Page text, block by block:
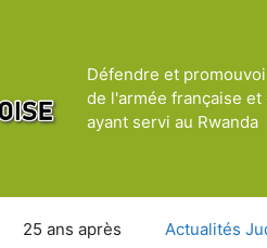
Défendre et
de l'armée française
ayant servi au Rwanda
25 ans après Actualités